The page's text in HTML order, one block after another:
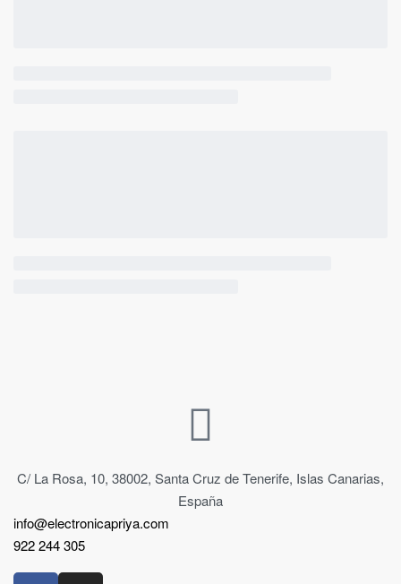
C/ La Rosa, 10, 38002, Santa Cruz de Tenerife, Islas Canarias,
España
info@electronicapriya.com
922 244 305